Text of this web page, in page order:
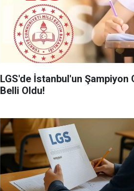
LGS'de İstanbul'un Şampiyon
Belli Oldu!